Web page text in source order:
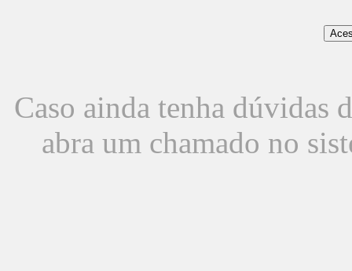
Caso ainda tenha dúvidas
abra um chamado no